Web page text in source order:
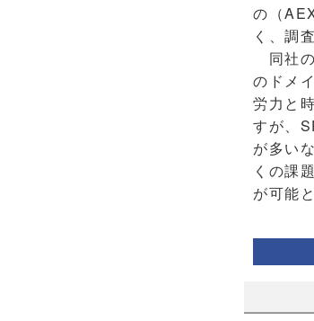
の（
く、調
同社
のドメ
労力と
すが、
が多い
くの課
が可能